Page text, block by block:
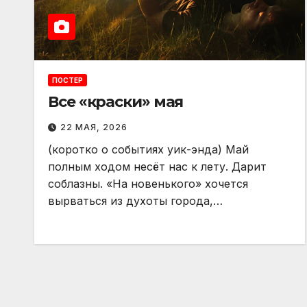
ПОСТЕР
Все «краски» мая
22 МАЯ, 2026
(коротко о событиях уик-энда) Май
полным ходом несёт нас к лету. Дарит
соблазны. «На новенького» хочется
вырваться из духоты города,…